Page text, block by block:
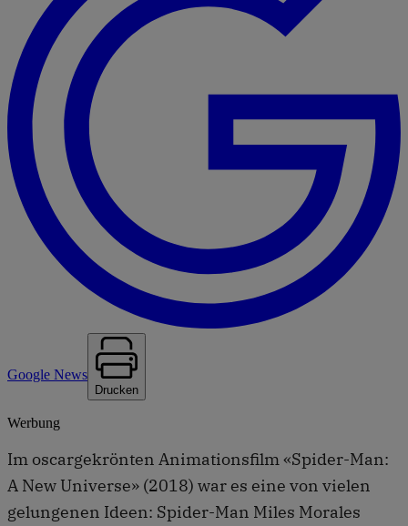
Google News
Drucken
Werbung
Im oscargekrönten Animationsfilm «Spider-Man:
A New Universe» (2018) war es eine von vielen
gelungenen Ideen: Spider-Man Miles Morales